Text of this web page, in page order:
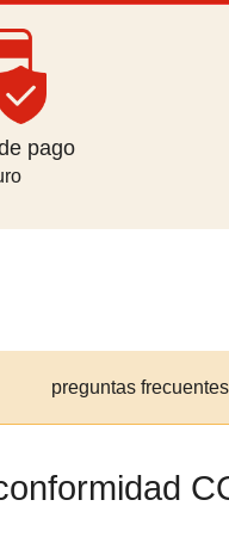
pago
preguntas frecuentes